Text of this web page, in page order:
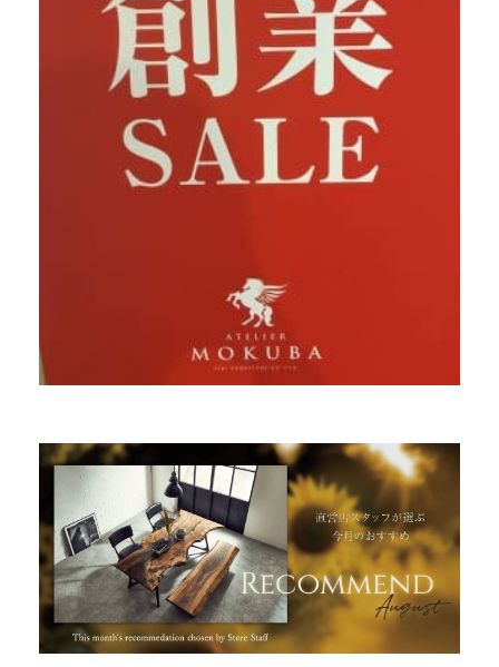
イベント
WEBカタログ
INFORMATION
MOKUBA CHANNEL
よくあるご質問